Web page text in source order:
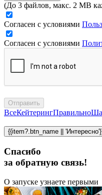
(До 3 файлов, макс. 2 MB
Согласен с условиями
Согласен с условиями
Отправить
ВсеКейтерингПравильно
{{item?.btn_name ||
Спасибо
за обратную связь!
О запуске узнаете первыми